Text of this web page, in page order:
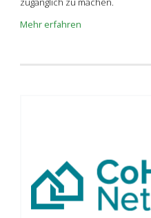
Mehr erfahren